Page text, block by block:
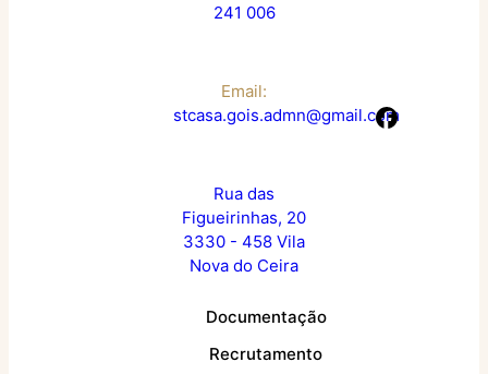
241 006
Email:
stcasa.gois.admn@gmail.com
Rua das
Figueirinhas, 20
3330 - 458 Vila
Nova do Ceira
Documentação
Recrutamento